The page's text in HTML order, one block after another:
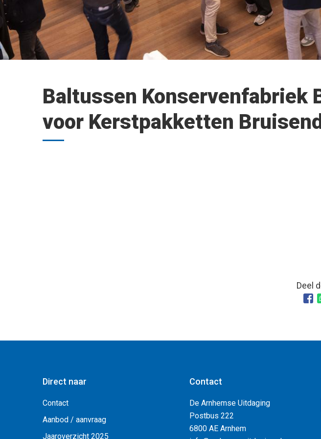
Baltussen Konservenfabriek
voor Kerstpakketten
Deel
Direct naar
Contact
Aanbod / aanvraag
Jaaroverzicht 2025
Contact
De Arnhemse Uitdaging
Postbus 222
6800 AE Arnhem